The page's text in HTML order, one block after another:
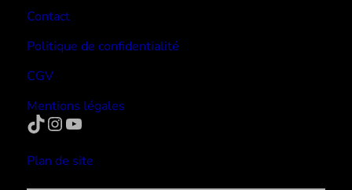
Contact
Politique de confidentialité
CGV
Mentions légales
TikTok InstagramYouTube
Plan de site